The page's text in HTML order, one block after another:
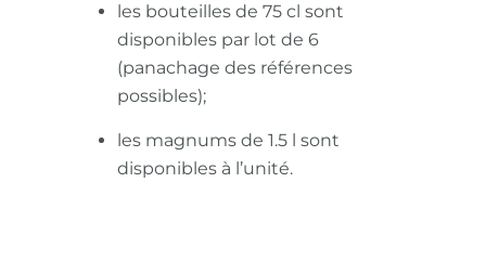
les bouteilles de 75 cl sont
disponibles par lot de 6
(panachage des références
possibles);
les magnums de 1.5 l sont
disponibles à l’unité.